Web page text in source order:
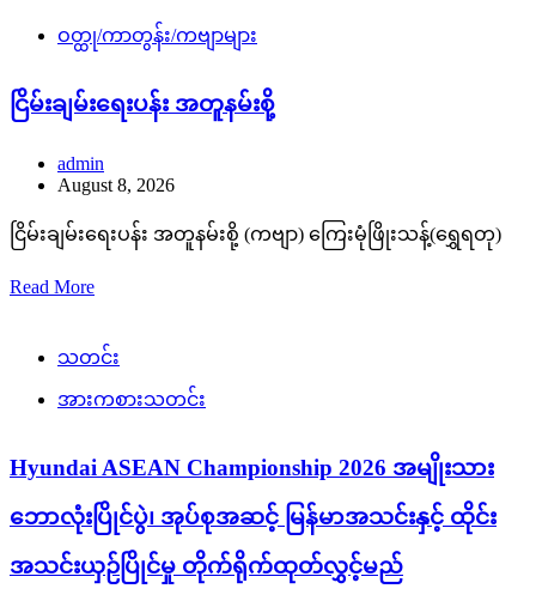
ဝတ္ထု/ကာတွန်း/ကဗျာများ
ငြိမ်းချမ်းရေးပန်း အတူနမ်းစို့
admin
August 8, 2026
ငြိမ်းချမ်းရေးပန်း အတူနမ်းစို့ (ကဗျာ) ကြေးမုံဖြိုးသန့်(ရွှေရတု)
Read More
သတင်း
အားကစားသတင်း
Hyundai ASEAN Championship 2026 အမျိုးသား
ဘောလုံးပြိုင်ပွဲ၊ အုပ်စုအဆင့် မြန်မာအသင်းနှင့် ထိုင်း
အသင်းယှဉ်ပြိုင်မှု တိုက်ရိုက်ထုတ်လွှင့်မည်